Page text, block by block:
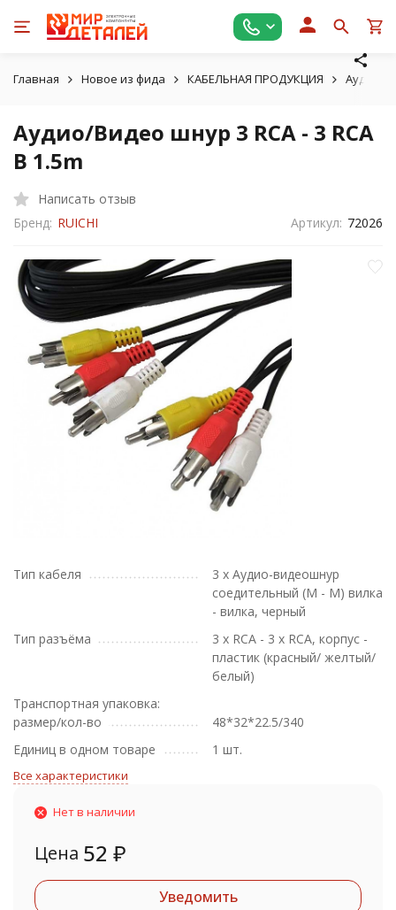
Главная Новое из фида КАБЕЛЬНАЯ ПРОДУКЦИЯ Аудио /
Аудио/Видео шнур 3 RCA - 3 RCA
B 1.5m
Написать отзыв
Бренд: RUICHI Артикул: 72026
Тип кабеля
3 х Аудио-видеошнур
соедительный (М - М) вилка
- вилка, черный
Тип разъёма
3 х RCA - 3 x RCA, корпус -
пластик (красный/ желтый/
белый)
Транспортная упаковка:
размер/кол-во
48*32*22.5/340
Единиц в одном товаре
1 шт.
Все характеристики
Нет в наличии
Цена 52 ₽
Уведомить